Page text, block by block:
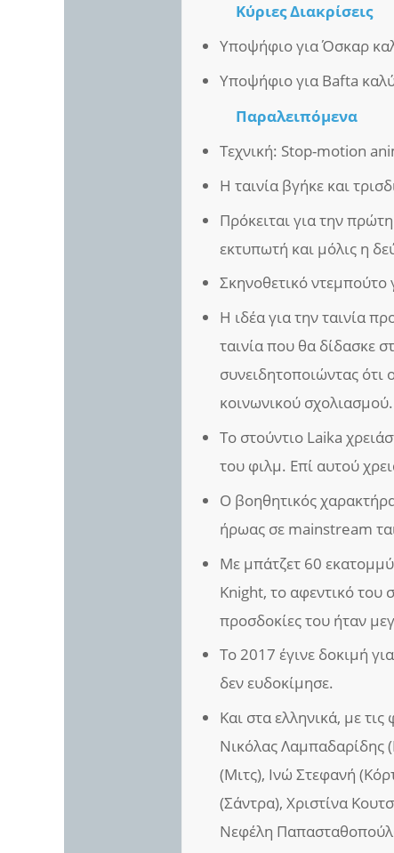
Κύριες Διακρίσεις
Υποψήφιο για Όσκαρ
Υποψήφιο για Bafta
Παραλειπόμενα
Τεχνική: Stop-motion
Η ταινία βγήκε και
Πρόκειται για την
εκτυπωτή και μόλις η
Σκηνοθετικό ντεμπούτο
Η ιδέα για την ταινία
ταινία που θα δίδασκε
συνειδητοποιώντας ότι
κοινωνικού σχολιασμού.
Το στούντιο Laika
του φιλμ. Επί αυτού
Ο βοηθητικός
ήρωας σε mainstream
Με μπάτζετ 60
Knight, το αφεντικό του
προσδοκίες του ήταν
Το 2017 έγινε δοκιμή
δεν ευδοκίμησε.
Και στα ελληνικά, με
Νικόλας Λαμπαδαρίδης
(Μιτς), Ινώ Στεφανή
(Σάντρα), Χριστίνα
Νεφέλη